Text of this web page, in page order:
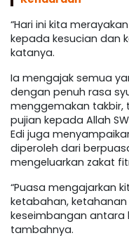
“Hari ini kita
kepada kesucian dan
katanya.
Ia mengajak semua
dengan penuh rasa
menggemakan takbir,
pujian kepada Allah
Edi juga
diperoleh dari
mengeluarkan zakat
“Puasa mengajarkan
ketabahan,
keseimbangan antara
tambahnya.